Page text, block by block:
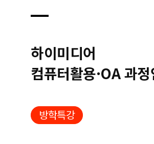
하이미디어
컴퓨터활용·OA 과
방학특강